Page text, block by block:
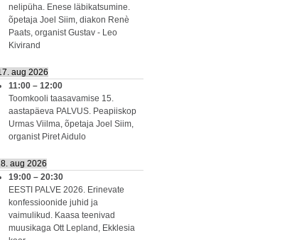
nelipüha. Enese läbikatsumine.
õpetaja Joel Siim, diakon Renè
Paats, organist Gustav - Leo
Kivirand
aug 2026
11:00 – 12:00
Toomkooli taasavamise 15.
aastapäeva PALVUS. Peapiiskop
Urmas Viilma, õpetaja Joel Siim,
organist Piret Aidulo
aug 2026
19:00 – 20:30
EESTI PALVE 2026. Erinevate
konfessioonide juhid ja
vaimulikud. Kaasa teenivad
muusikaga Ott Lepland, Ekklesia